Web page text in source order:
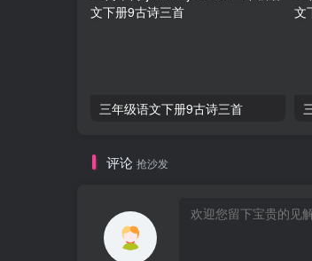
三年级语文下册9古诗三首
评论 抢沙发